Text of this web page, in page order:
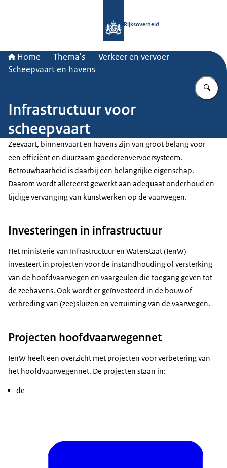
Rijksoverheid
Home Thema's
Verkeer en vervoer
Scheepvaart en havens
Infrastructuur voor
scheepvaart
Zeevaart, binnenvaart en havens zijn van groot belang voor
een efficiënt en duurzaam goederenvervoersysteem.
Betrouwbaarheid is daarbij een belangrijke eigenschap.
Daarom wordt allereerst gewerkt aan adequaat onderhoud en
tijdige vervanging van kunstwerken op de vaarwegen.
Investeringen in infrastructuur
Het ministerie van Infrastructuur en Waterstaat (IenW)
investeert in projecten voor de instandhouding of versterking
van de hoofdvaarwegen en vaargeulen die toegang geven tot
de zeehavens. Ook wordt er geïnvesteerd in de bouw of
verbreding van (zee)sluizen en verruiming van de vaarwegen.
Projecten hoofdvaarwegennet
IenW heeft een overzicht met projecten voor verbetering van
het hoofdvaarwegennet. De projecten staan in:
de